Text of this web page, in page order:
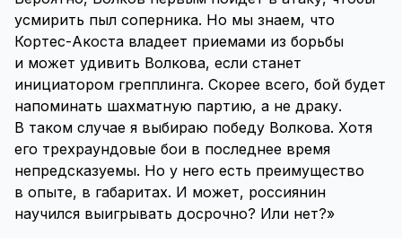
усмирить пыл соперника. Но мы знаем, что
Кортес-Акоста владеет приемами из борьбы
и может удивить Волкова, если станет
инициатором грепплинга. Скорее всего, бой будет
напоминать шахматную партию, а не драку.
В таком случае я выбираю победу Волкова. Хотя
его трехраундовые бои в последнее время
непредсказуемы. Но у него есть преимущество
в опыте, в габаритах. И может, россиянин
научился выигрывать досрочно? Или нет?»